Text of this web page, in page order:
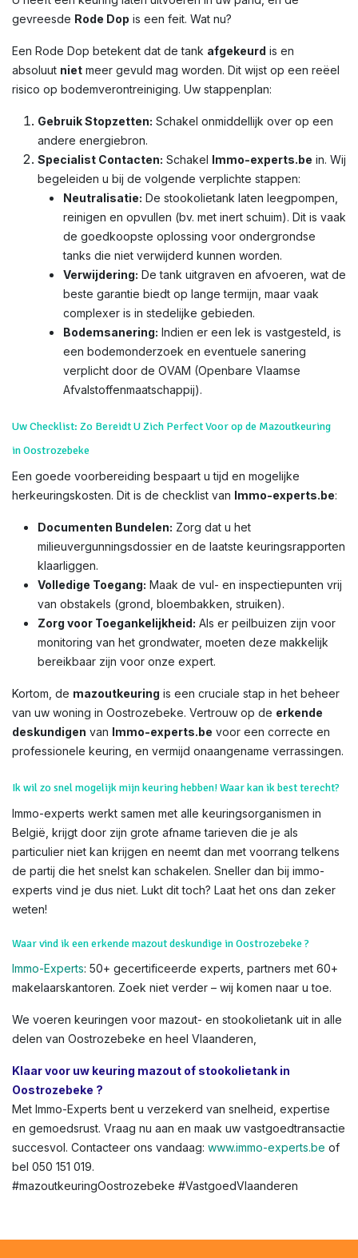
gevreesde Rode Dop is een feit. Wat nu?
Een Rode Dop betekent dat de tank afgekeurd is en
absoluut niet meer gevuld mag worden. Dit wijst op een reëel
risico op bodemverontreiniging. Uw stappenplan:
Gebruik Stopzetten: Schakel onmiddellijk over op een
andere energiebron.
Specialist Contacten: Schakel Immo-experts.be in. Wij
begeleiden u bij de volgende verplichte stappen:
Neutralisatie: De stookolietank laten leegpompen,
reinigen en opvullen (bv. met inert schuim). Dit is vaak
de goedkoopste oplossing voor ondergrondse
tanks die niet verwijderd kunnen worden.
Verwijdering: De tank uitgraven en afvoeren, wat de
beste garantie biedt op lange termijn, maar vaak
complexer is in stedelijke gebieden.
Bodemsanering: Indien er een lek is vastgesteld, is
een bodemonderzoek en eventuele sanering
verplicht door de OVAM (Openbare Vlaamse
Afvalstoffenmaatschappij).
Uw Checklist: Zo Bereidt U Zich Perfect Voor op de Mazoutkeuring
in Oostrozebeke
Een goede voorbereiding bespaart u tijd en mogelijke
herkeuringskosten. Dit is de checklist van Immo-experts.be:
Documenten Bundelen: Zorg dat u het
milieuvergunningsdossier en de laatste keuringsrapporten
klaarliggen.
Volledige Toegang: Maak de vul- en inspectiepunten vrij
van obstakels (grond, bloembakken, struiken).
Zorg voor Toegankelijkheid: Als er peilbuizen zijn voor
monitoring van het grondwater, moeten deze makkelijk
bereikbaar zijn voor onze expert.
Kortom, de mazoutkeuring is een cruciale stap in het beheer
van uw woning in Oostrozebeke. Vertrouw op de erkende
deskundigen van Immo-experts.be voor een correcte en
professionele keuring, en vermijd onaangename verrassingen.
Ik wil zo snel mogelijk mijn keuring hebben! Waar kan ik best terecht?
Immo-experts werkt samen met alle keuringsorganismen in
België, krijgt door zijn grote afname tarieven die je als
particulier niet kan krijgen en neemt dan met voorrang telkens
de partij die het snelst kan schakelen. Sneller dan bij immo-
experts vind je dus niet. Lukt dit toch? Laat het ons dan zeker
weten!
Waar vind ik een erkende mazout deskundige in Oostrozebeke ?
Immo-Experts: 50+ gecertificeerde experts, partners met 60+
makelaarskantoren. Zoek niet verder – wij komen naar u toe.
We voeren keuringen voor mazout- en stookolietank uit in alle
delen van Oostrozebeke en heel Vlaanderen,
Klaar voor uw keuring mazout of stookolietank in
Oostrozebeke ?
Met Immo-Experts bent u verzekerd van snelheid, expertise
en gemoedsrust. Vraag nu aan en maak uw vastgoedtransactie
succesvol. Contacteer ons vandaag: www.immo-experts.be of
bel 050 151 019.
#mazoutkeuringOostrozebeke #VastgoedVlaanderen